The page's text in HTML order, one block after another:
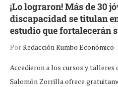
¡Lo lograron! Más de 30
discapacidad se titulan
estudio que fortalecerán
PorRedacción Rumbo Económico
Accedieron a los cursos y talleres
Salomón Zorrilla ofrece